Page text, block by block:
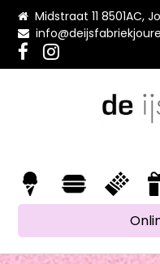
Midstraat 11 8501AC,